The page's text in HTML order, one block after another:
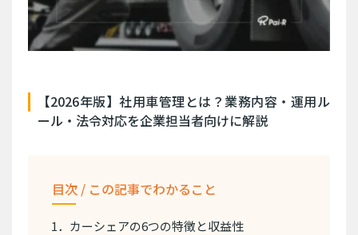
【2026年版】社用車管理とは？業務内容・運用ル
ール・法令対応を企業担当者向けに解説
目次 / この記事でわかること
1．カーシェアの6つの特徴と収益性